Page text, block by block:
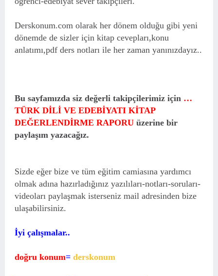
Derskonum.com olarak her dönem olduğu gibi yeni
dönemde de sizler için kitap cevepları,konu
anlatımı,pdf ders notları ile her zaman yanınızdayız..
Bu sayfamızda siz değerli takipçilerimiz için …
TÜRK DİLİ VE EDEBİYATI KİTAP
DEĞERLENDİRME RAPORU üzerine bir
paylaşım yazacağız.
Sizde eğer bize ve tüm eğitim camiasına yardımcı
olmak adına hazırladığınız yazılıları-notları-soruları-
videoları paylaşmak isterseniz mail adresinden bize
ulaşabilirsiniz.
İyi çalışmalar..
doğru konum= derskonum